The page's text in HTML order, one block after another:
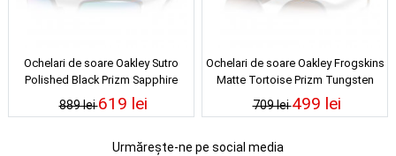
Ochelari de soare Oakley Sutro
Polished Black Prizm Sapphire
889 lei619 lei
Ochelari de soare Oakley Frogskins
Matte Tortoise Prizm Tungsten
709 lei499 lei
Urmărește-ne pe social media